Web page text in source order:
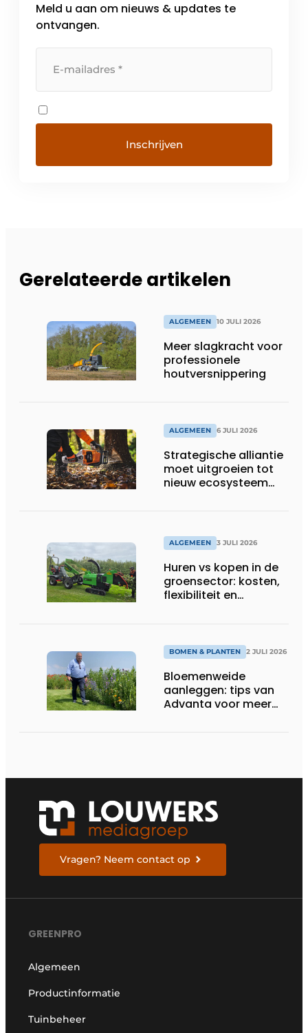
Meld u aan om nieuws & updates te
ontvangen.
Gerelateerde artikelen
ALGEMEEN 10 JULI 2026
Meer slagkracht voor
professionele
houtversnippering
ALGEMEEN 6 JULI 2026
Strategische alliantie
moet uitgroeien tot
nieuw ecosysteem
ALGEMEEN 3 JULI 2026
Huren vs kopen in de
groensector: kosten,
flexibiliteit en
BOMEN & PLANTEN 2 JULI 2026
Bloemenweide
aanleggen: tips van
Advanta voor meer
Vragen? Neem contact op
GREENPRO
Algemeen
Productinformatie
Tuinbeheer